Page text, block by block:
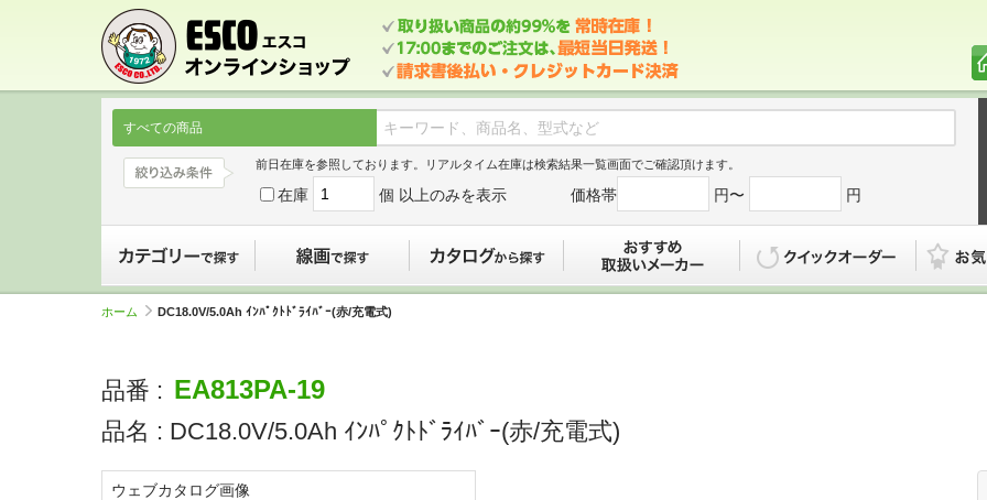
すべての商品
前日在庫を参照しております。リアルタイム在庫は検索結果一覧画面でご確認頂けます。
在庫 個 以上のみを表示 価格帯 円〜 円
ホーム DC18.0V/5.0Ah ｲﾝﾊﾟｸﾄﾄﾞﾗｲﾊﾞｰ(赤/充電式)
品番 : EA813PA-19
品名 : DC18.0V/5.0Ah ｲﾝﾊﾟｸﾄﾄﾞﾗｲﾊﾞｰ(赤/充電式)
ウェブカタログ画像